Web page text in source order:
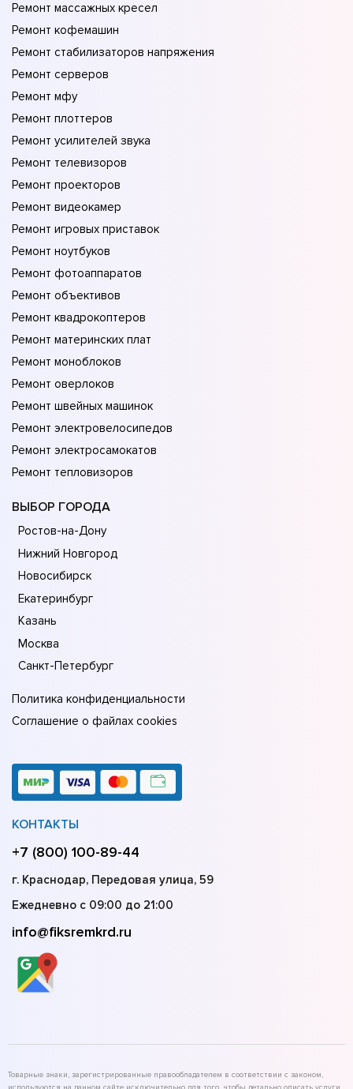
Ремонт массажных кресел
Ремонт кофемашин
Ремонт стабилизаторов напряжения
Ремонт серверов
Ремонт мфу
Ремонт плоттеров
Ремонт усилителей звука
Ремонт телевизоров
Ремонт проекторов
Ремонт видеокамер
Ремонт игровых приставок
Ремонт ноутбуков
Ремонт фотоаппаратов
Ремонт объективов
Ремонт квадрокоптеров
Ремонт материнских плат
Ремонт моноблоков
Ремонт оверлоков
Ремонт швейных машинок
Ремонт электровелосипедов
Ремонт электросамокатов
Ремонт тепловизоров
ВЫБОР ГОРОДА
Ростов-на-Дону
Нижний Новгород
Новосибирск
Екатеринбург
Казань
Москва
Санкт-Петербург
Политика конфиденциальности
Соглашение о файлах cookies
КОНТАКТЫ
+7 (800) 100-89-44
г. Краснодар, Передовая улица, 59
Ежедневно с 09:00 до 21:00
info@fiksremkrd.ru
Товарные знаки, зарегистрированные правообладателем в соответствии с законом,